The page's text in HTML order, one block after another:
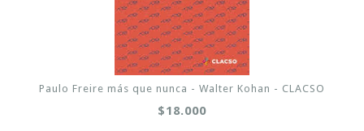
Paulo Freire más que nunca - Walter Kohan - CLACSO
$18.000